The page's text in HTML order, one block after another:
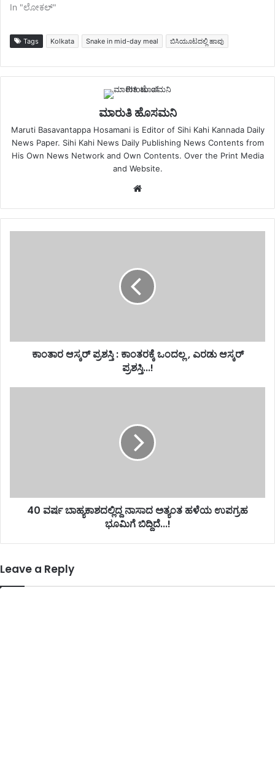
In "ಲೋಕಲ್"
Tags Kolkata Snake in mid-day meal ಬಿಸಿಯೂಟದಲ್ಲಿ ಹಾವು
ಮಾರುತಿ ಹೊಸಮನಿ
Maruti Basavantappa Hosamani is Editor of Sihi Kahi Kannada Daily
News Paper. Sihi Kahi News Daily Publishing News Contents from
His Own News Network and Own Contents. Over the Print Media
and Website.
Website
ಕಾಂತಾರ ಆಸ್ಕರ್ ಪ್ರಶಸ್ತಿ : ಕಾಂತರಕ್ಕೆ ಒಂದಲ್ಲ , ಎರಡು ಆಸ್ಕರ್
ಪ್ರಶಸ್ತಿ...!
40 ವರ್ಷ ಬಾಹ್ಯಕಾಶದಲ್ಲಿದ್ದ ನಾಸಾದ ಅತ್ಯಂತ ಹಳೆಯ ಉಪಗ್ರಹ
ಭೂಮಿಗೆ ಬಿದ್ದಿದೆ...!
Leave a Reply